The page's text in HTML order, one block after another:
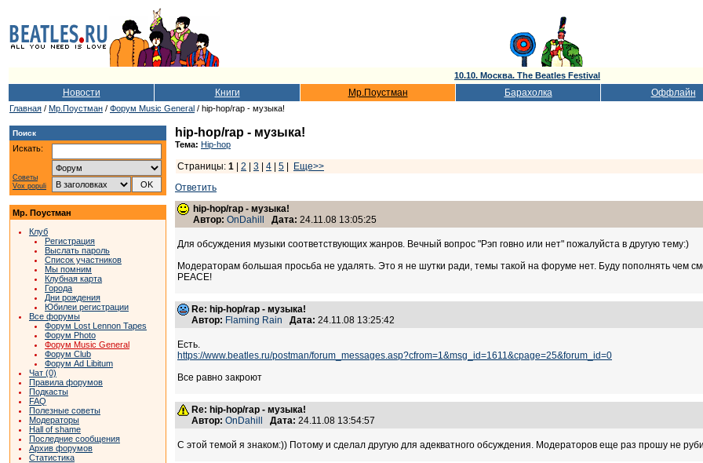
10.10. Москва. The Beatles Festival
Новости Книги Мр.Поустман Барахолка Оффлайн
Главная / Мр.Поустман / Форум Music General / hip-hop/rap - музыка!
Поиск
Искать:
Советы
Vox populi
Мр. Поустман
Клуб
Регистрация
Выслать пароль
Список участников
Мы помним
Клубная карта
Города
Дни рождения
Юбилеи регистрации
Все форумы
Форум Lost Lennon Tapes
Форум Photo
Форум Music General
Форум Club
Форум Ad Libitum
Чат (0)
Правила форумов
Подкасты
FAQ
Полезные советы
Модераторы
Hall of shame
Последние сообщения
Архив форумов
Статистика
hip-hop/rap - музыка!
Тема: Hip-hop
Страницы: 1 2 3 4 5
Еще>>
Ответить
hip-hop/rap - музыка!
Автор: OnDahill Дата: 24.11.08 13:05:25
Для обсуждения музыки соответствующих жанров. Вечный вопрос "Рэп говно или нет" пожалуйста в другую тему:)
Модераторам большая просьба не удалять. Это я не шутки ради, темы такой на форуме нет. Буду пополнять чем
PEACE!
Re: hip-hop/rap - музыка!
Автор: Flaming Rain Дата: 24.11.08 13:25:42
Есть.
https://www.beatles.ru/postman/forum_messages.asp?cfrom=1&msg_id=1611&cpage=25&forum_id=0
Все равно закроют
Re: hip-hop/rap - музыка!
Автор: OnDahill Дата: 24.11.08 13:54:57
С этой темой я знаком:)) Потому и сделал другую для адекватного обсуждения. Модераторов еще раз прошу не